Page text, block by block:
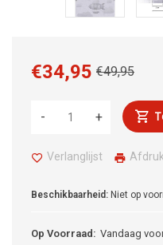
€49,95
€34,95
+
-
Verlanglijst
Beschikbaarheid: Niet op
Op Voorraad: Vandaag